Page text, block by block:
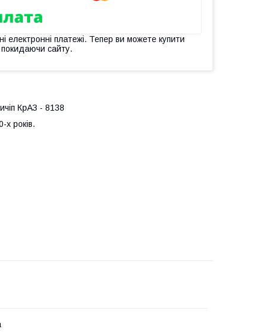
електронні платежі. Тепер ви можете купити
сайту.
КрАЗ - 8138
х років.